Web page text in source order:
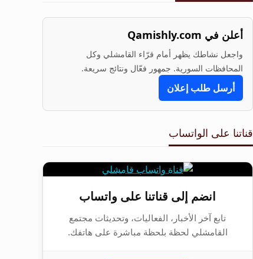
أعلن في Qamishly.com
واجعل نشاطك يظهر أمام قرّاء القامشلي وكل
المحافظات السورية. جمهور فعّال ونتائج سريعة.
أرسل طلب إعلان
قناتنا على الواتساب
انضم إلى قناتنا على واتساب
تابع آخر الأخبار، الفعاليات، وتحديثات مجتمع
القامشلي لحظة بلحظة مباشرة على هاتفك.